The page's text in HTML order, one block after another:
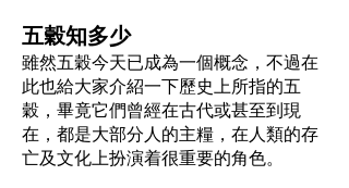
五穀知多少
雖然五穀今天已成為一個概念，不過在
此也給大家介紹一下歷史上所指的五
穀，畢竟它們曾經在古代或甚至到現
在，都是大部分人的主糧，在人類的存
亡及文化上扮演着很重要的角色。